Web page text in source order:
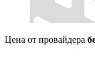
Цена от провайдера